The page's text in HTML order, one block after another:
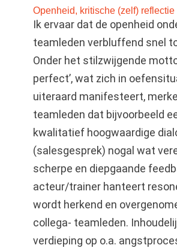
Openheid, kritische (zelf)
Ik ervaar dat de openheid
teamleden verbluffend snel
Onder het stilzwijgende
perfect’, wat zich in
uiteraard manifesteert,
teamleden dat bijvoorbeeld
kwalitatief hoogwaardige
(salesgesprek) nogal wat
scherpe en diepgaande
acteur/trainer hanteert
wordt herkend en
collega- teamleden.
verdieping op o.a.